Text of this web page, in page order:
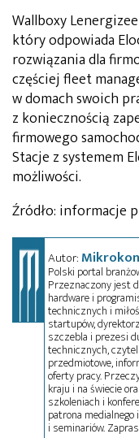
Wallboxy
który odpowiada
rozwiązania dla
częściej fleet
w domach swoich
z koniecznością
firmowego
Stacje z systemem
możliwości.
Źródło: informacje
Autor:
Polski portal
Przeznaczony jest
hardware i
technicznych i
startupów,
szczebla i prezesi
technicznych,
przedmiotowe,
oferty pracy.
kraju i na świecie
szkoleniach i
patrona
i seminariów.